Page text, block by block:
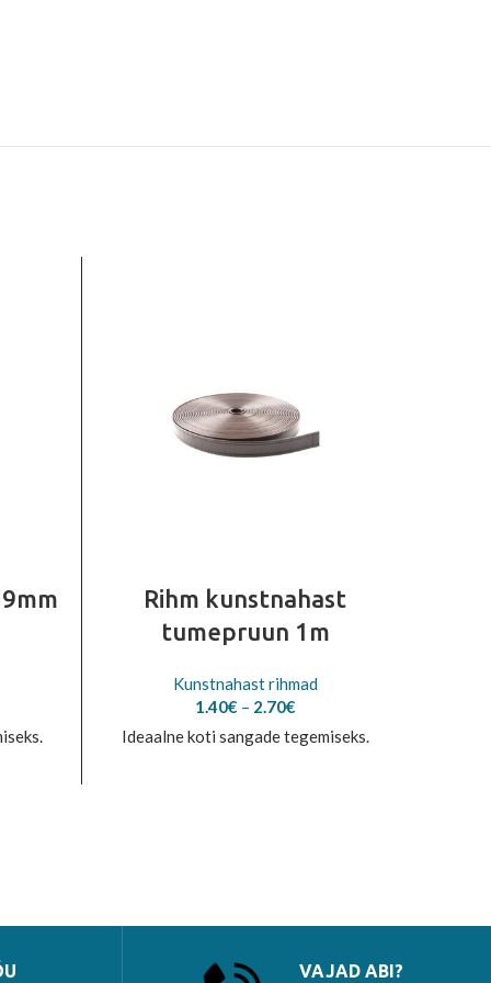
Rihm kunstnahast
tumepruun 1m
Kunstnahast rihmad
1.40€ – 2.70€Price
range:
1.40€
Ideaalne koti sangade tegemiseks.
VAJAD ABI?